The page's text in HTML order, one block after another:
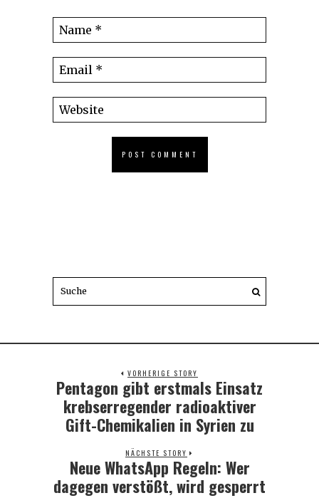
VORHERIGE STORY
Previous
Pentagon gibt erstmals Einsatz
krebserregender radioaktiver
Gift-Chemikalien in Syrien zu
NÄCHSTE STORY
Next
post:
Neue WhatsApp Regeln: Wer
dagegen verstößt, wird gesperrt